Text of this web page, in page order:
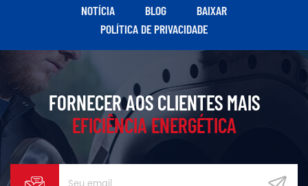
NOTÍCIA
BLOG
BAIXAR
POLÍTICA DE PRIVACIDADE
FORNECER AOS CLIENTES MAIS
EFICIÊNCIA ENERGÉTICA